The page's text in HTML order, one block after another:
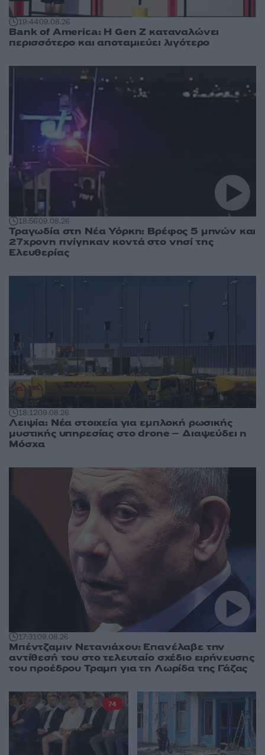
19:4409.08.26
Bank of America: Η Gen Z καταναλώνει
περισσότερο και αποταμιεύει λιγότερο
18:5609.08.26
Τραγωδία στη Νέα Υόρκη: Βρέφος 5 μηνών και
27χρονη πνίγηκαν κοντά στο νησί της
Ελευθερίας
18:1209.08.26
Λειψία: Νέα στοιχεία για εμπλοκή ρωσικής
μυστικής υπηρεσίας στο drone – Διαψεύδει η
Μόσχα
17:3109.08.26
Μπέντζαμιν Νετανιάχου: Επανέλαβε την
αντίθεσή του στο τελευταίο σχέδιο ειρήνευσης
του προέδρου Τραμπ για τη Λωρίδα της Γάζας
74